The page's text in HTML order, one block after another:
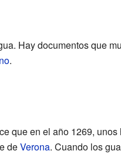
Hay documentos que
.
que en el año 1269,
deVerona. Cuando los